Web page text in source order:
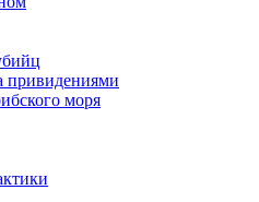
привидениями
моря